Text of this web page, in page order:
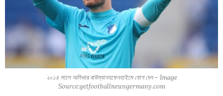
২০১৪ সালে অলিভার বাউম্যানহফেনহাইমে যোগ দেন – Image
Source:getfootballnewsgermany.com